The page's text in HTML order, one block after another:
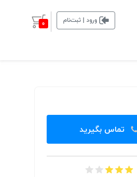
ورود | ثبت‌نام 0
تماس بگیرید